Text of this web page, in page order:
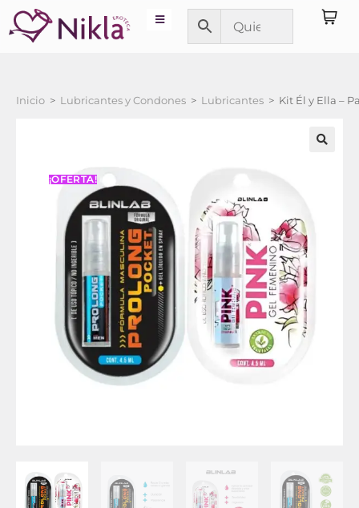
Inicio > Lubricantes y Condones > Lubricantes > Kit Él y Ella –
¡OFERTA!